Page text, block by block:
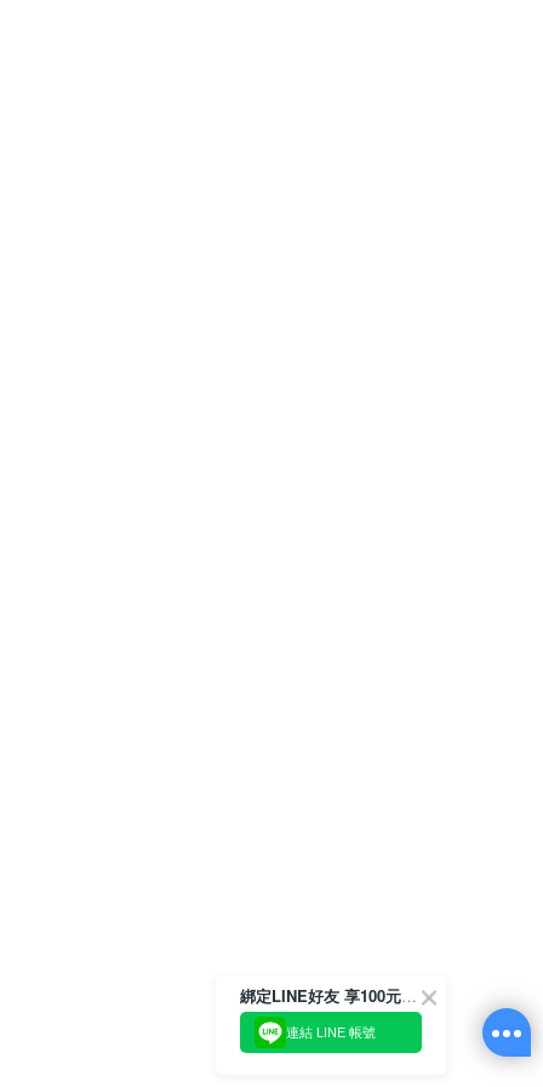
綁定LINE好友 享100元折價券
連結 LINE 帳號